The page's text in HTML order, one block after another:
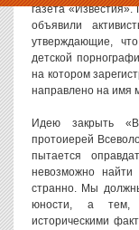
газета
объявили
утверждающие,
детской
на котором
направлено на имя
Идею закрыть
протоиерей
пытается
невозможно найти
странно. Мы
юности, а тем,
историческими